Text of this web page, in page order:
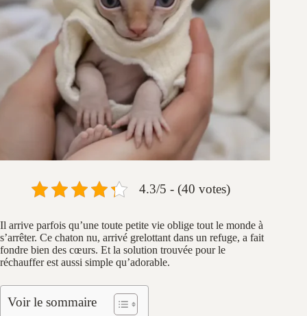
4.3/5 - (40 votes)
Il arrive parfois qu’une toute petite vie oblige tout le monde à
s’arrêter. Ce chaton nu, arrivé grelottant dans un refuge, a fait
fondre bien des cœurs. Et la solution trouvée pour le
réchauffer est aussi simple qu’adorable.
Voir le sommaire